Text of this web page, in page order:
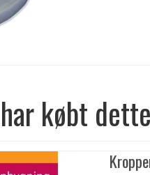
købt